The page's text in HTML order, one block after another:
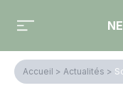
Accueil > Actualités >